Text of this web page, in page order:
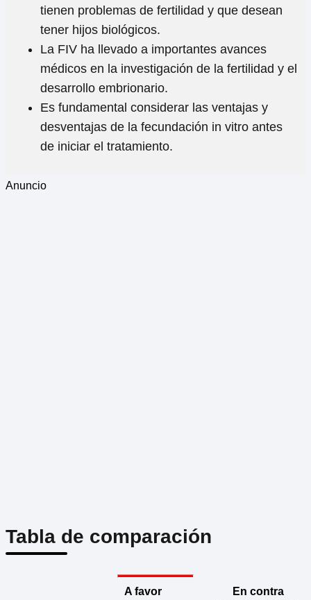
tienen problemas de fertilidad y que desean
tener hijos biológicos.
La FIV ha llevado a importantes avances
médicos en la investigación de la fertilidad y el
desarrollo embrionario.
Es fundamental considerar las ventajas y
desventajas de la fecundación in vitro antes
de iniciar el tratamiento.
Anuncio
Tabla de comparación
A favor En contra